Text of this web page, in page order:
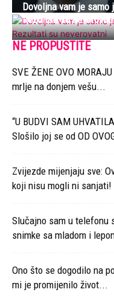
Dovoljna vam je samo
Rezultati su
NE PROPUSTITE
SVE ŽENE OVO
mrlje na donjem vešu...
“U BUDVI SAM
Slošilo joj se od OD
Zvijezde mijenjaju sve:
koji nisu mogli ni sanjati!
Slučajno sam u telefonu
snimke sa mladom i
Ono što se dogodilo na
mi je promijenilo život...